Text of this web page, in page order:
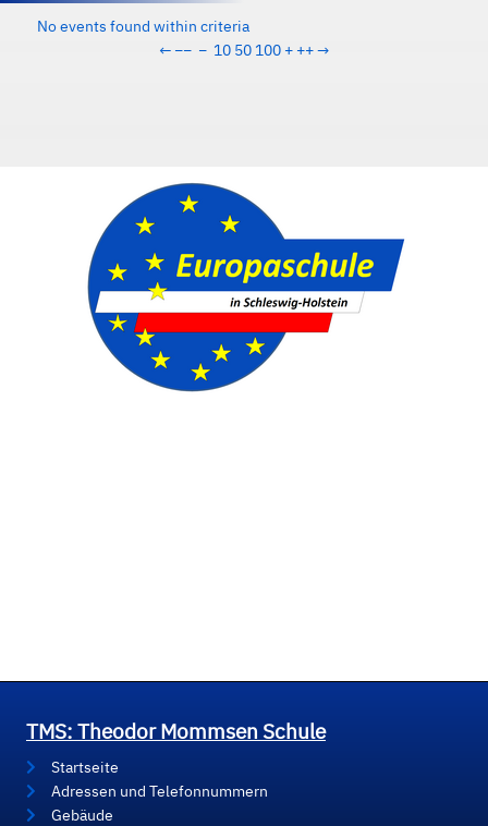
No events found within criteria
← −− − 10 50 100 + ++→
TMS: Theodor Mommsen Schule
Startseite
Adressen und Telefonnummern
Gebäude